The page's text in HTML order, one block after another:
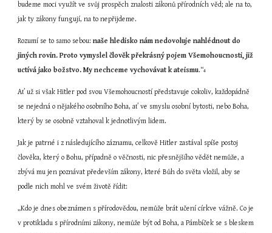
budeme moci využít ve svůj prospěch znalosti zákonů přírodních věd; ale na to,
jak ty zákony fungují, na to nepřijdeme.
Rozumí se to samo sebou: naše hledisko nám nedovoluje nahlédnout do
jiných rovin. Proto vymyslel člověk překrásný pojem Všemohoucnosti, již
uctívá jako božstvo. My nechceme vychovávat k ateismu.“4
Ať už si však Hitler pod svou Všemohoucností představuje cokoliv, každopádně
se nejedná o nějakého osobního Boha, ať ve smyslu osobní bytosti, nebo Boha,
který by se osobně vztahoval k jednotlivým lidem.
Jak je patrné i z následujícího záznamu, celkově Hitler zastával spíše postoj
člověka, který o Bohu, případně o věčnosti, nic přesnějšího vědět nemůže, a
zbývá mu jen poznávat především zákony, které Bůh do světa vložil, aby se
podle nich mohl ve svém životě řídit:
„Kdo je dnes obeznámen s přírodovědou, nemůže brát učení církve vážně. Co je
v protikladu s přírodními zákony, nemůže být od Boha, a Pámbíček se s bleskem